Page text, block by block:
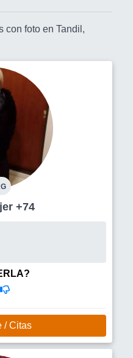
con foto en Tandil,
Mujer +74
/ Citas